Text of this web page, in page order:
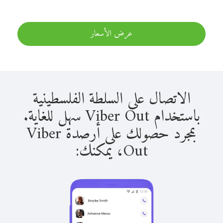
عرض الأسعار
الاتصال على السلطة الفلسطينية
باستخدام Viber Out سهل للغاية.
بمجرد حصولك على أرصدة Viber
Out، يمكنك: